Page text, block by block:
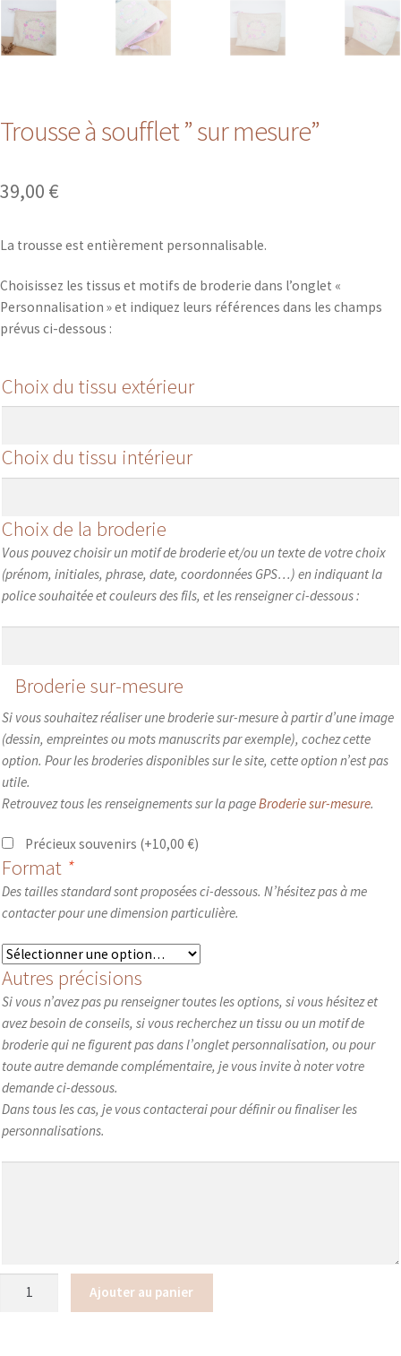
Trousse à soufflet ” sur mesure”
39,00 €
La trousse est entièrement personnalisable.
Choisissez les tissus et motifs de broderie dans l’onglet «
Personnalisation » et indiquez leurs références dans les champs
prévus ci-dessous :
Choix du tissu extérieur
Choix du tissu intérieur
Choix de la broderie
Vous pouvez choisir un motif de broderie et/ou un texte de votre choix
(prénom, initiales, phrase, date, coordonnées GPS…) en indiquant la
police souhaitée et couleurs des fils, et les renseigner ci-dessous :
Broderie sur-mesure
Si vous souhaitez réaliser une broderie sur-mesure à partir d’une image
(dessin, empreintes ou mots manuscrits par exemple), cochez cette
option. Pour les broderies disponibles sur le site, cette option n’est pas
utile.
Retrouvez tous les renseignements sur la pageBroderie sur-mesure.
Précieux souvenirs (+10,00 €)
Format *
Des tailles standard sont proposées ci-dessous. N’hésitez pas à me
contacter pour une dimension particulière.
Autres précisions
Si vous n’avez pas pu renseigner toutes les options, si vous hésitez et
avez besoin de conseils, si vous recherchez un tissu ou un motif de
broderie qui ne figurent pas dans l’onglet personnalisation, ou pour
toute autre demande complémentaire, je vous invite à noter votre
demande ci-dessous.
Dans tous les cas, je vous contacterai pour définir ou finaliser les
personnalisations.
quantité
Ajouter au panier